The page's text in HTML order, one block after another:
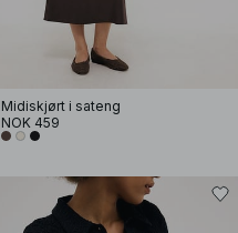
Midiskjørt i sateng
NOK 459